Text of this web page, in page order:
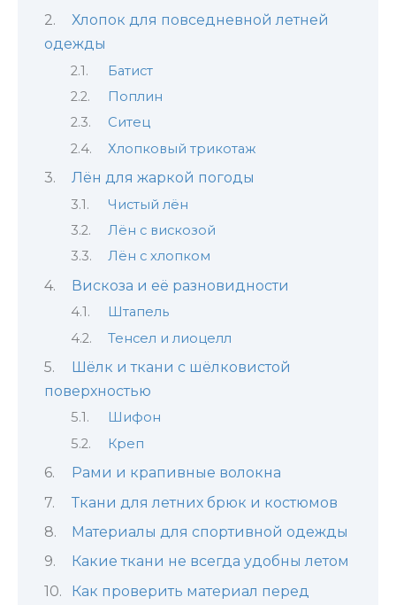
Хлопок для повседневной летней
одежды
Батист
Поплин
Ситец
Хлопковый трикотаж
Лён для жаркой погоды
Чистый лён
Лён с вискозой
Лён с хлопком
Вискоза и её разновидности
Штапель
Тенсел и лиоцелл
Шёлк и ткани с шёлковистой
поверхностью
Шифон
Креп
Рами и крапивные волокна
Ткани для летних брюк и костюмов
Материалы для спортивной одежды
Какие ткани не всегда удобны летом
Как проверить материал перед